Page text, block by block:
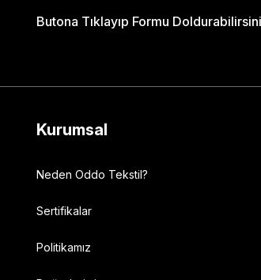
Butona Tıklayıp Formu
Kurumsal
Neden Oddo Tekstil?
Sertifikalar
Politikamız